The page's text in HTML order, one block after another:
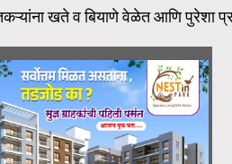
खते व बियाणे वेळेत आणि पुरेशा